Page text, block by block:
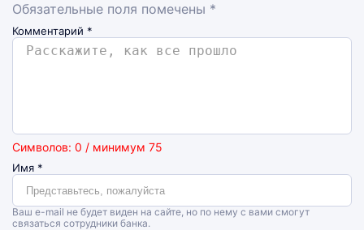
Обязательные поля помечены *
Комментарий *
Символов: 0 / минимум 75
Имя *
Ваш e-mail не будет виден на сайте, но по нему с вами смогут
связаться сотрудники банка.